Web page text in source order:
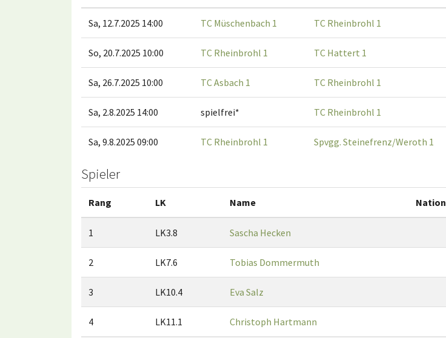
Sa, 12.7.2025 14:00 TC Müschenbach 1 TC Rheinbrohl 1
So, 20.7.2025 10:00 TC Rheinbrohl 1 TC Hattert 1
Sa, 26.7.2025 10:00 TC Asbach 1 TC Rheinbrohl 1
Sa, 2.8.2025 14:00 spielfrei* TC Rheinbrohl 1
Sa, 9.8.2025 09:00 TC Rheinbrohl 1 Spvgg. Steinefrenz/Weroth 1
Spieler
Rang LK Name Nation
1 LK3.8 Sascha Hecken
2 LK7.6 Tobias Dommermuth
3 LK10.4 Eva Salz
4 LK11.1 Christoph Hartmann